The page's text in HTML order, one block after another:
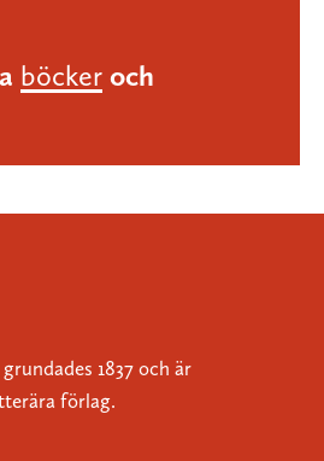
böcker och
1837 och är
förlag.